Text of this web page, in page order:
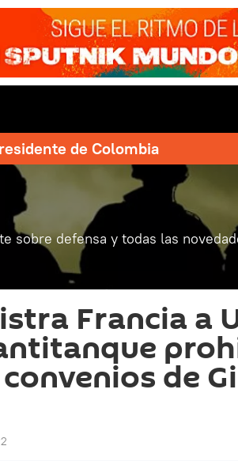
de Colombia
sobre defensa y todas las
Francia a
de